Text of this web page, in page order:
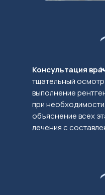
Консультация
тщательный
выполнение
при
объяснение всех
лечения с